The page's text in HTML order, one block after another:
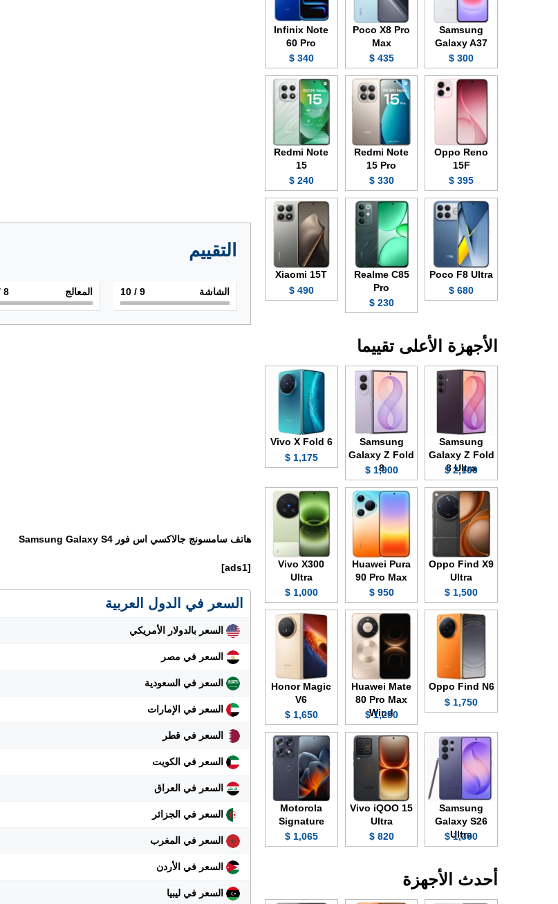
التقييم
الشاشة 9
/ 10 المعالج 8
هاتف سامسونج جالاكسي اس فور Samsung Galaxy S4
[ads1]
السعر في الدول العربية
السعر بالدولار الأمريكي
السعر في مصر
السعر في السعودية
السعر في الإمارات
السعر في قطر
السعر في الكويت
السعر في العراق
السعر في الجزائر
السعر في المغرب
السعر في الأردن
السعر في ليبيا
Samsung
Galaxy A37
300 $
Poco X8 Pro
Max
435 $
Infinix Note
60 Pro
340 $
Oppo Reno
15F
395 $
Redmi Note
15 Pro
330 $
Redmi Note
15
240 $
Poco F8 Ultra
680 $
Realme C85
Pro
230 $
Xiaomi 15T
490 $
الأجهزة الأعلى تقييما
Samsung
Galaxy Z Fold
8 Ultra
2,100 $
Samsung
Galaxy Z Fold
8
1,900 $
Vivo X Fold 6
1,175 $
Oppo Find X9
Ultra
1,500 $
Huawei Pura
90 Pro Max
950 $
Vivo X300
Ultra
1,000 $
Oppo Find N6
1,750 $
Huawei Mate
80 Pro Max
Wind
1,250 $
Honor Magic
V6
1,650 $
Samsung
Galaxy S26
Ultra
1,300 $
Vivo iQOO 15
Ultra
820 $
Motorola
Signature
1,065 $
أحدث الأجهزة